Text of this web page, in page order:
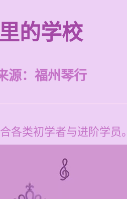
的学校
源： 福州琴行
各类初学者与进阶学员。